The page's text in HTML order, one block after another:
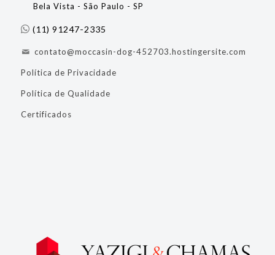
Bela Vista - São Paulo - SP
(11) 91247-2335
contato@moccasin-dog-452703.hostingersite.com
Política de Privacidade
Política de Qualidade
Certificados